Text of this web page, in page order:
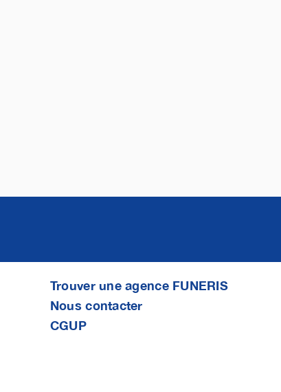
Trouver une agence FUNERIS
Nous contacter
CGUP